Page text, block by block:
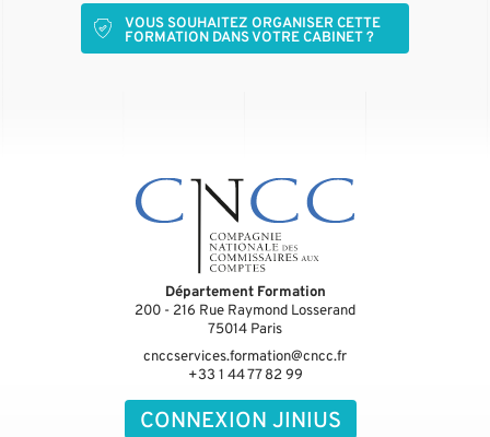
VOUS SOUHAITEZ ORGANISER CETTE
FORMATION DANS VOTRE CABINET ?
CONNEXION JINIUS
Département Formation
200 - 216 Rue Raymond Losserand
75014 Paris
cnccservices.formation@cncc.fr
+33 1 44 77 82 99